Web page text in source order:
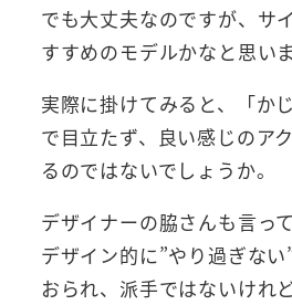
でも大丈夫なのですが、サ
すすめのモデルかなと思いま
実際に掛けてみると、「か
で目立たず、良い感じのア
るのではないでしょうか。
デザイナーの脇さんも言っ
デザイン的に”やり過ぎな
おられ、派手ではないけれ